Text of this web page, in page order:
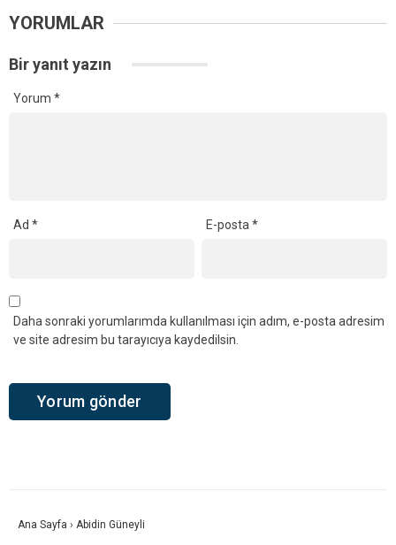
YORUMLAR
Bir yanıt yazın
Yorum *
Ad * E-posta*
Daha sonraki yorumlarımda kullanılması için adım, e-posta adresim
ve site adresim bu tarayıcıya kaydedilsin.
Ana Sayfa › Abidin Güneyli